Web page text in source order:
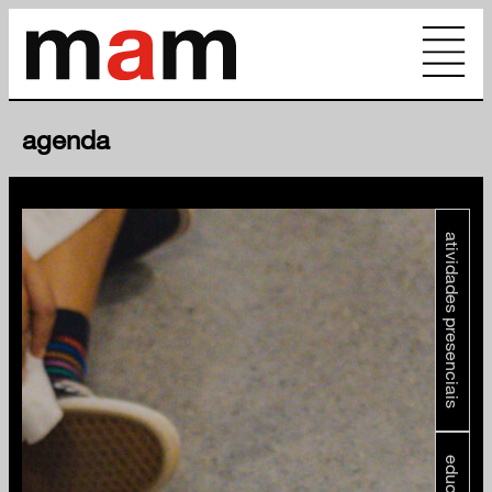
agenda
atividades presenciais